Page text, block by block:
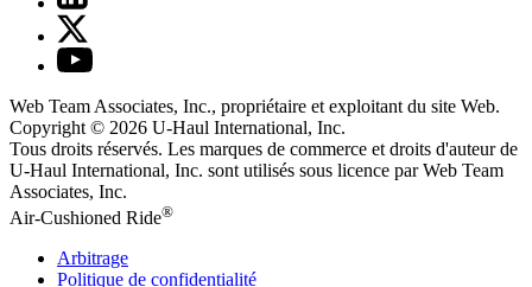
Web Team Associates, Inc., propriétaire et exploitant du site Web.
Copyright © 2026 U-Haul International, Inc.
Tous droits réservés. Les marques de commerce et droits d'auteur de
U-Haul International, Inc. sont utilisés sous licence par Web Team
Associates, Inc.
Air-Cushioned Ride®
Arbitrage
Politique de confidentialité